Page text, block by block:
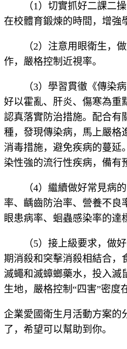
（1）切實抓好二課二
在校體育鍛煉的時間，增強
（2）注意用眼衛生，
作，嚴格控制近視率。
（3）學習貫徹《傳染
好以霍亂、肝炎、傷寒為重
認真落實防治措施。配合有
種，發現傳染病，馬上嚴格
消毒措施，避免疾病的蔓延
染性強的流行性疾病，備有
（4）繼續做好常見病
率、齲齒防治率、營養不良
眼患病率、蛔蟲感染率的達
（5）接上級要求，做
期消殺和突擊消殺相結合，
滅蠅和滅蟑螂藥水，投入滅
生地，嚴格控制“四害”密度
企業愛國衛生月活動方案的
了，希望可以幫助到你。